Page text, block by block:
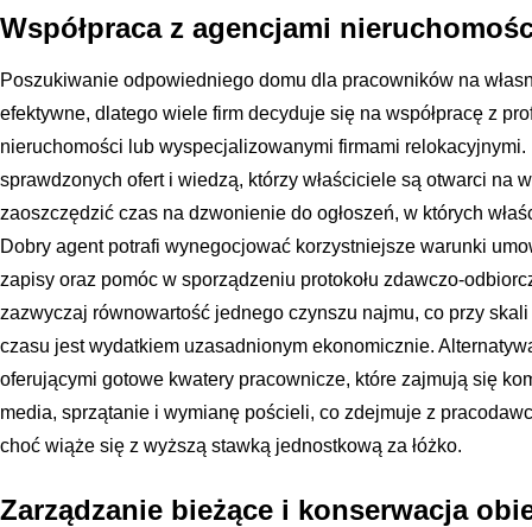
Współpraca z agencjami
Poszukiwanie odpowiedniego domu dla pracowników na
efektywne, dlatego wiele firm decyduje się na współpracę z
nieruchomości lub wyspecjalizowanymi firmami
sprawdzonych ofert i wiedzą, którzy właściciele są otwarci na
zaoszczędzić czas na dzwonienie do ogłoszeń, w których
Dobry agent potrafi wynegocjować korzystniejsze warunki
zapisy oraz pomóc w sporządzeniu protokołu zdawczo-
zazwyczaj równowartość jednego czynszu najmu, co przy
czasu jest wydatkiem uzasadnionym ekonomicznie.
oferującymi gotowe kwatery pracownicze, które zajmują się
media, sprzątanie i wymianę pościeli, co zdejmuje z
choć wiąże się z wyższą stawką jednostkową za łóżko.
Zarządzanie bieżące i konserwacja